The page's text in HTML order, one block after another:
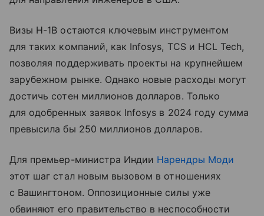
Визы H-1B остаются ключевым инструментом
для таких компаний, как Infosys, TCS и HCL Tech,
позволяя поддерживать проекты на крупнейшем
зарубежном рынке. Однако новые расходы могут
достичь сотен миллионов долларов. Только
для одобренных заявок Infosys в 2024 году сумма
превысила бы 250 миллионов долларов.
Для премьер-министра Индии Нарендры Моди
этот шаг стал новым вызовом в отношениях
с Вашингтоном. Оппозиционные силы уже
обвиняют его правительство в неспособности